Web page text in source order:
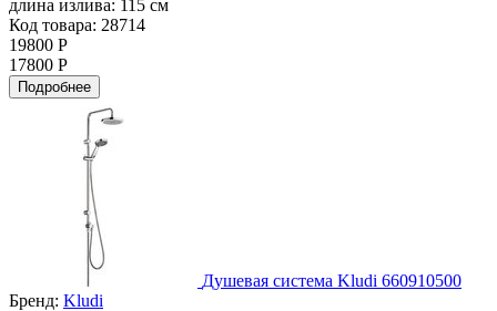
длина излива: 115 см
Код товара: 28714
19800 Р
17800 Р
Подробнее
Душевая система Kludi 660910500
Бренд: Kludi